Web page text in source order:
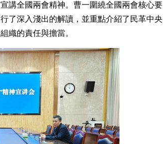
講全國兩會精神。曹一圍繞全國兩會核心要
了深入淺出的解讀，並重點介紹了民革中央
織的責任與擔當。